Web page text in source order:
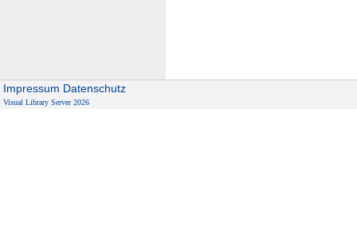
Impressum Datenschutz
Visual Library Server 2026